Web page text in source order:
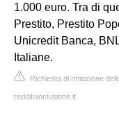
1.000 euro. Tra di
Prestito, Prestito
Unicredit Banca,
Italiane.
Richiesta di rimozione
redditoinclusione.it